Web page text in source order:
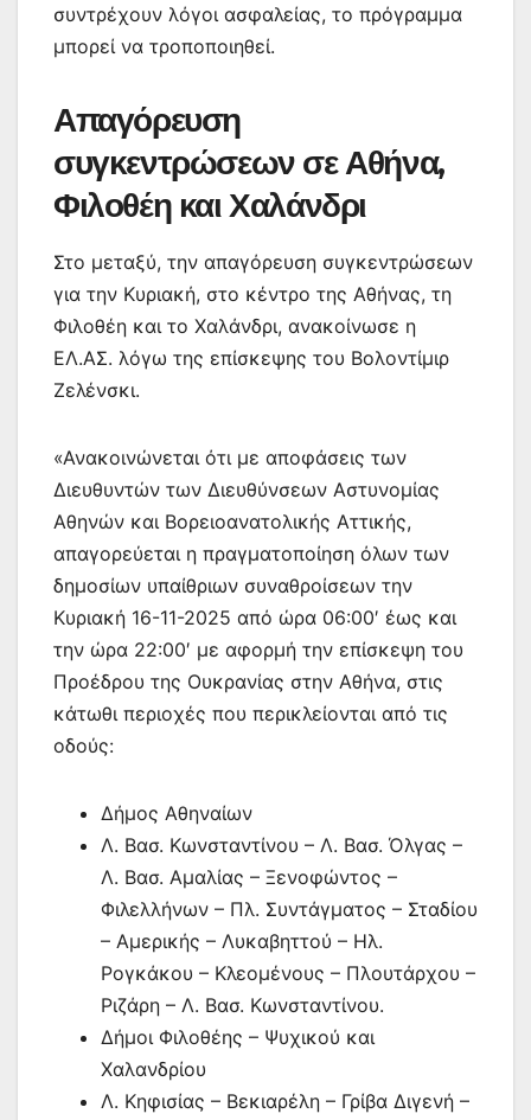
συντρέχουν λόγοι ασφαλείας, το πρόγραμμα
μπορεί να τροποποιηθεί.
Απαγόρευση
συγκεντρώσεων σε Αθήνα,
Φιλοθέη και Χαλάνδρι
Στο μεταξύ, την απαγόρευση συγκεντρώσεων
για την Κυριακή, στο κέντρο της Αθήνας, τη
Φιλοθέη και το Χαλάνδρι, ανακοίνωσε η
ΕΛ.ΑΣ. λόγω της επίσκεψης του Βολοντίμιρ
Ζελένσκι.
«Ανακοινώνεται ότι με αποφάσεις των
Διευθυντών των Διευθύνσεων Αστυνομίας
Αθηνών και Βορειοανατολικής Αττικής,
απαγορεύεται η πραγματοποίηση όλων των
δημοσίων υπαίθριων συναθροίσεων την
Κυριακή 16-11-2025 από ώρα 06:00′ έως και
την ώρα 22:00′ με αφορμή την επίσκεψη του
Προέδρου της Ουκρανίας στην Αθήνα, στις
κάτωθι περιοχές που περικλείονται από τις
οδούς:
Δήμος Αθηναίων
Λ. Βασ. Κωνσταντίνου – Λ. Βασ. Όλγας –
Λ. Βασ. Αμαλίας – Ξενοφώντος –
Φιλελλήνων – Πλ. Συντάγματος – Σταδίου
– Αμερικής – Λυκαβηττού – Ηλ.
Ρογκάκου – Κλεομένους – Πλουτάρχου –
Ριζάρη – Λ. Βασ. Κωνσταντίνου.
Δήμοι Φιλοθέης – Ψυχικού και
Χαλανδρίου
Λ. Κηφισίας – Βεκιαρέλη – Γρίβα Διγενή –